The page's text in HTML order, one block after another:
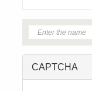
CAPTCHA